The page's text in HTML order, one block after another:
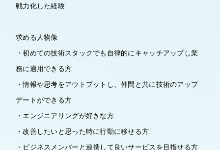
戦力化した経験
求める人物像
・初めての技術スタックでも自律的にキャッチアップし業
務に適用できる方
・情報や思考をアウトプットし、仲間と共に技術のアップ
デートができる方
・エンジニアリングが好きな方
・改善したいと思った時に行動に移せる方
・ビジネスメンバーと連携して良いサービスを目指せる方